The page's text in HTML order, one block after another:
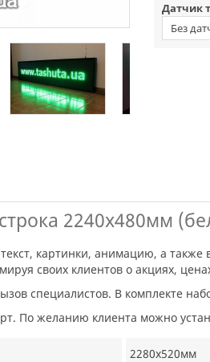
Датчик
Без
2240х480мм
своих клиентов о акциях,
специалистов. В комплекте
По желанию клиента можно
2280х520мм